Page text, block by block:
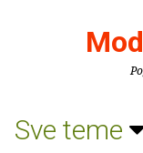
Sve teme